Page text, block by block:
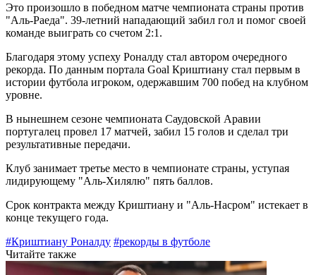
Это произошло в победном матче чемпионата страны против
"Аль-Раеда". 39-летний нападающий забил гол и помог своей
команде выиграть со счетом 2:1.
Благодаря этому успеху Роналду стал автором очередного
рекорда. По данным портала Goal Криштиану стал первым в
истории футбола игроком, одержавшим 700 побед на клубном
уровне.
В нынешнем сезоне чемпионата Саудовской Аравии
португалец провел 17 матчей, забил 15 голов и сделал три
результативные передачи.
Клуб занимает третье место в чемпионате страны, уступая
лидирующему "Аль-Хилялю" пять баллов.
Срок контракта между Криштиану и "Аль-Насром" истекает в
конце текущего года.
#Криштиану Роналду #рекорды в футболе
Читайте также